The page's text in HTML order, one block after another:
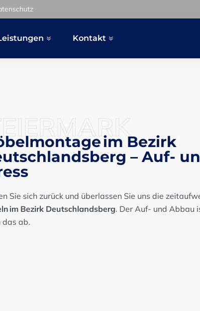
Kontakt
im Bezirk
– Auf-
Sie sich zurück und überlassen Sie uns die
im Bezirk Deutschlandsberg. Der Auf- und Abbau
das ab.